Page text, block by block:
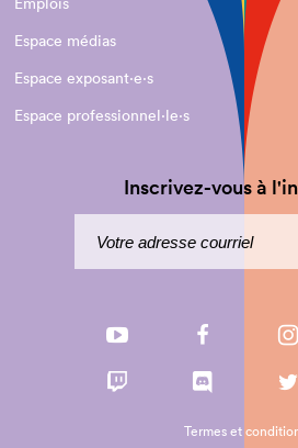
Espace médias
Espace exposant·e⋅s
Espace professionnel·le⋅s
Inscrivez-vous à
Termes et